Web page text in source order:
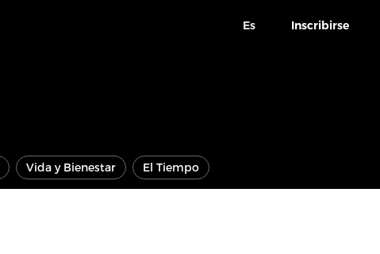
Es Inscribirse
Vida y Bienestar El Tiempo